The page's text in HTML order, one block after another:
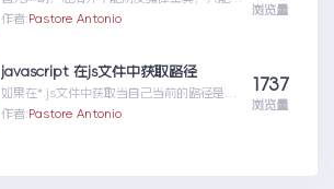
加反编译出来的代码阅读难度（把方法和变量
作者:Pastore Antonio
浏览量
javascript 在js文件中获取路径
如果在*.js文件中获取当自己当前的路径是很
重要的。举个例子，如果一个css文件中引用
作者:Pastore Antonio
1737
浏览量